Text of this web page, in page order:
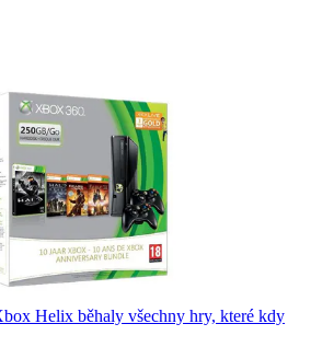
Helix běhaly všechny hry, které kdy